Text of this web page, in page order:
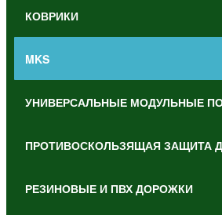
КОВРИКИ
MKS
УНИВЕРСАЛЬНЫЕ МОДУЛЬНЫЕ
ПРОТИВОСКОЛЬЗЯЩАЯ ЗАЩИТА
РЕЗИНОВЫЕ И ПВХ ДОРОЖКИ